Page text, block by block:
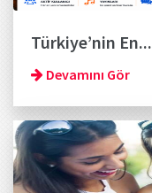
Türkiye’nin En...
Devamını Gör